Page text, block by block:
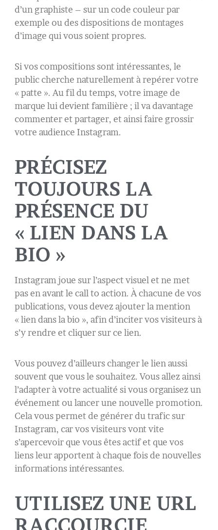
d’un graphiste – sur un code couleur par
exemple ou des dispositions de montages
d’image qui vous soient propres.
Si vos compositions sont intéressantes, le
public cherche naturellement à repérer votre
« patte ». Au fil du temps, votre image de
marque lui devient familière ; il va davantage
commenter et partager, et ainsi faire grossir
votre audience Instagram.
PRÉCISEZ
TOUJOURS LA
PRÉSENCE DU
« LIEN DANS LA
BIO »
Instagram joue sur l’aspect visuel et ne met
pas en avant le call to action. À chacune de vos
publications, vous devez ajouter la mention
« lien dans la bio », afin d’inciter vos visiteurs à
s’y rendre et cliquer sur ce lien.
Vous pouvez d’ailleurs changer le lien aussi
souvent que vous le souhaitez. Vous allez ainsi
l’adapter à votre actualité si vous organisez un
événement ou lancer une nouvelle promotion.
Cela vous permet de générer du trafic sur
Instagram, car vos visiteurs vont vite
s’apercevoir que vous êtes actif et que vos
liens leur apportent à chaque fois de nouvelles
informations intéressantes.
UTILISEZ UNE URL
RACCOURCIE